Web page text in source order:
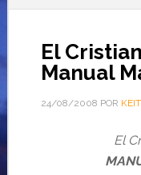
El
Manual
24/08/2008 POR
El